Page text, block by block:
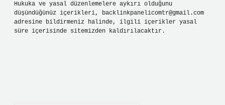
Hukuka ve yasal düzenlemelere aykırı olduğunu
düşündüğünüz içerikleri, backlinkpanelicomtr@gmail.com
adresine bildirmeniz halinde, ilgili içerikler yasal
süre içerisinde sitemizden kaldırılacaktır.